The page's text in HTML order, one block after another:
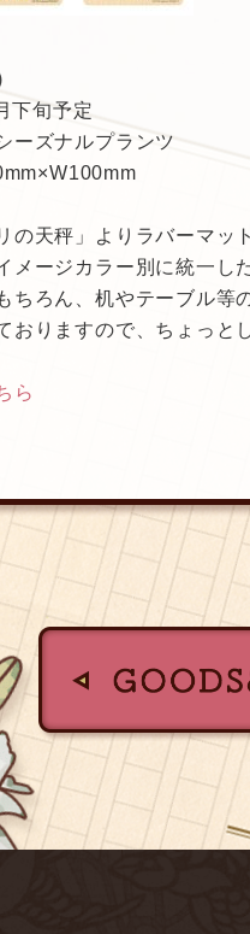
下旬予定
ーズナルプランツ
の天秤」よりラバーマッ
メージカラー別に統一し
ちろん、机やテーブル等
おりますので、ちょっと
ら